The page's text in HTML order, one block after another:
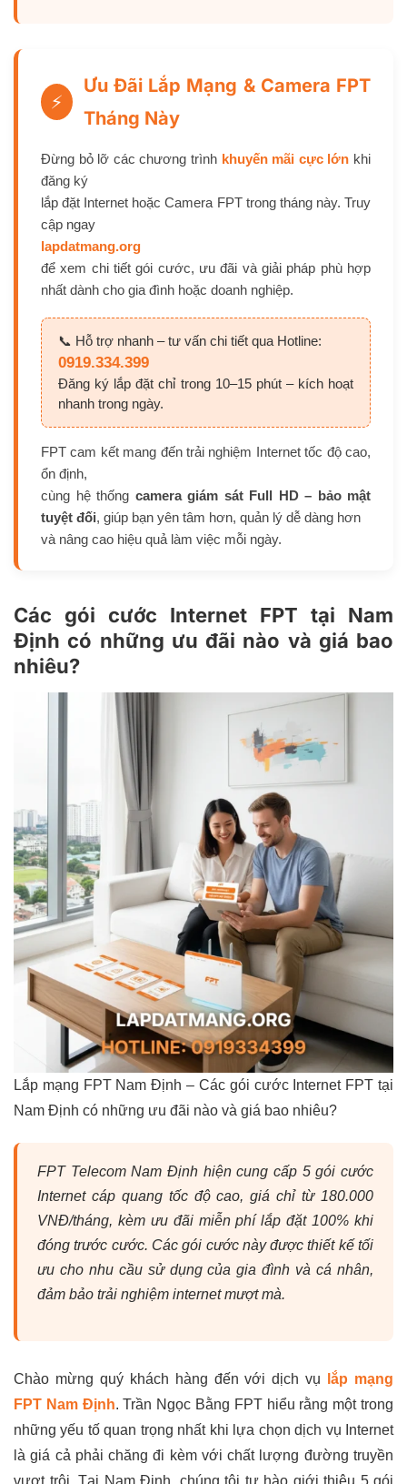
⚡
Ưu Đãi Lắp Mạng & Camera FPT
Tháng Này
Đừng bỏ lỡ các chương trình khuyến mãi cực lớn khi
đăng ký
lắp đặt Internet hoặc Camera FPT trong tháng này. Truy
cập ngay
lapdatmang.org
để xem chi tiết gói cước, ưu đãi và giải pháp phù hợp
nhất dành cho gia đình hoặc doanh nghiệp.
📞 Hỗ trợ nhanh – tư vấn chi tiết qua Hotline:
0919.334.399
Đăng ký lắp đặt chỉ trong 10–15 phút – kích hoạt
nhanh trong ngày.
FPT cam kết mang đến trải nghiệm Internet tốc độ cao,
ổn định,
cùng hệ thống camera giám sát Full HD – bảo mật
tuyệt đối, giúp bạn yên tâm hơn, quản lý dễ dàng hơn
và nâng cao hiệu quả làm việc mỗi ngày.
Các gói cước Internet FPT tại Nam
Định có những ưu đãi nào và giá bao
nhiêu?
Lắp mạng FPT Nam Định – Các gói cước Internet FPT tại
Nam Định có những ưu đãi nào và giá bao nhiêu?
FPT Telecom Nam Định hiện cung cấp 5 gói cước
Internet cáp quang tốc độ cao, giá chỉ từ 180.000
VNĐ/tháng, kèm ưu đãi miễn phí lắp đặt 100% khi
đóng trước cước. Các gói cước này được thiết kế tối
ưu cho nhu cầu sử dụng của gia đình và cá nhân,
đảm bảo trải nghiệm internet mượt mà.
Chào mừng quý khách hàng đến với dịch vụ
lắp mạng
FPT Nam Định. Trần Ngọc Bằng FPT hiểu rằng một trong
những yếu tố quan trọng nhất khi lựa chọn dịch vụ Internet
là giá cả phải chăng đi kèm với chất lượng đường truyền